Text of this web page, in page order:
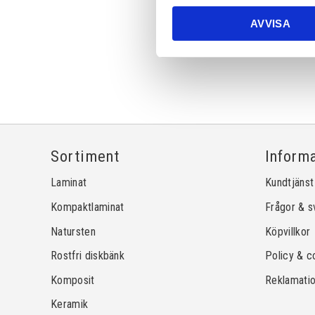
AVVISA
Sortiment
Laminat
Kompaktlaminat
Natursten
Rostfri diskbänk
Komposit
Keramik
Kundtjänst
Frågor &
Köpvillkor
Policy &